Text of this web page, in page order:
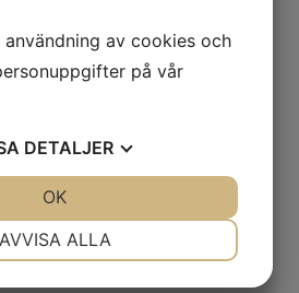
0.5%
17
användning av cookies och
på vår
DETALJER
AVVISA ALLA
OK